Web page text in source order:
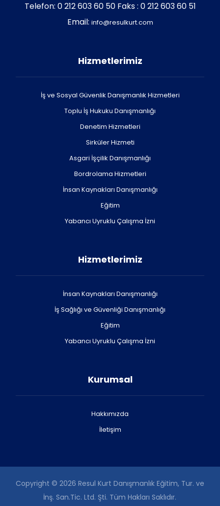
Telefon: 0 212 603 60 50 Faks : 0 212 603 60 51
Email: info@resulkurt.com
Hizmetlerimiz
İş ve Sosyal Güvenlik Danışmanlık Hizmetleri
Toplu İş Hukuku Danışmanlığı
Denetim Hizmetleri
Sirküler Hizmeti
Asgari İşçilik Danışmanlığı
Bordrolama Hizmetleri
İnsan Kaynakları Danışmanlığı
Eğitim
Yabancı Uyruklu Çalışma İzni
Hizmetlerimiz
İnsan Kaynakları Danışmanlığı
İş Sağlığı ve Güvenliği Danışmanlığı
Eğitim
Yabancı Uyruklu Çalışma İzni
Kurumsal
Hakkımızda
İletişim
Copyright © 2026 Resul Kurt Danışmanlık Eğitim, Tur. ve
İnş. San.Tic. Ltd. Şti. Tüm Hakları Saklıdır.